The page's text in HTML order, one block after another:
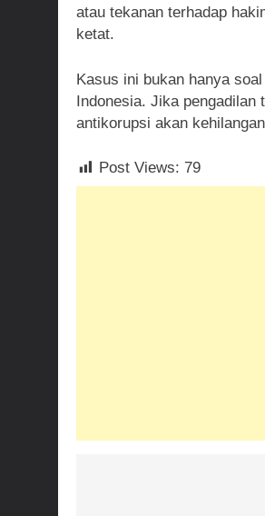
atau tekanan terhadap
ketat.
Kasus ini bukan hanya
Indonesia. Jika pengadilan
antikorupsi akan
Post Views: 79